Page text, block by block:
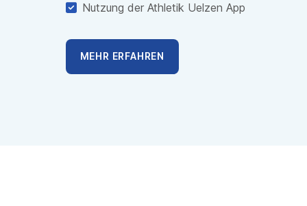
Nutzung der Athletik Uelzen App
MEHR ERFAHREN